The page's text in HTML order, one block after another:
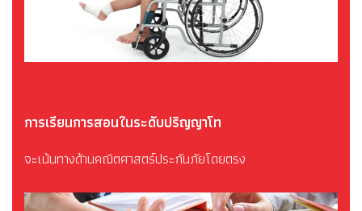
การเรียนการสอนในระดับปริญญาโท
จะเน้นทางด้านคณิตศาสตร์ประกันภัยโดยตรง